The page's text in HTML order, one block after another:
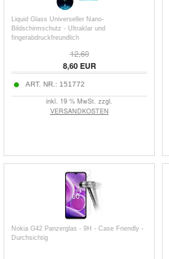
Liquid Glass Universeller Nano-
Bildschirmschutz - Ultraklar und
fingerabdruckfreundlich
12,60
8,60EUR
ART. NR.: 151772
inkl. 19 % MwSt. zzgl.
VERSANDKOSTEN
Nokia G42 Panzerglas - 9H - Case Friendly -
Durchsichtig